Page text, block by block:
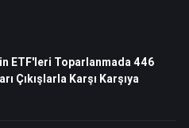
ETF'leri Toparlanmada 446
Çıkışlarla Karşı Karşıya